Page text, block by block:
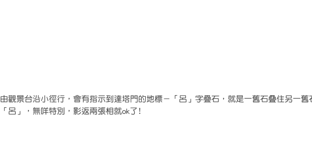
由觀景台沿小徑行，會有指示到達塔門的地標－「呂」字疊石，就是一舊石叠住另一舊
「呂」，無咩特別，影返兩張相就ok了﹗